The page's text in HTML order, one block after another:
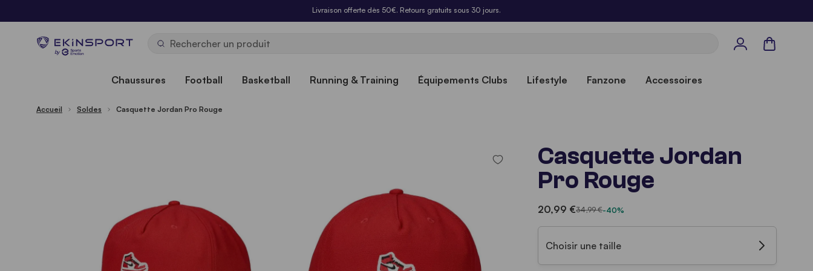
Livraison offerte dès 50€. Retours gratuits sous 30 jours.
by
Panier
Chaussures Football Basketball Running & Training Équipements Clubs Lifestyle Fanzone Accessoires
Accueil Soldes Casquette Jordan Pro Rouge
Casquette Jordan
Pro Rouge
20,99 €34,99 €-40%
Choisir une taille